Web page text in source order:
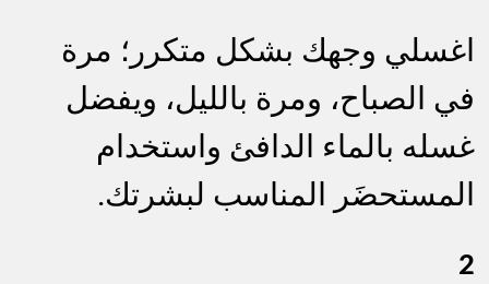
اغسلي وجهك بشكل متكرر؛ مرة
في الصباح، ومرة بالليل، ويفضل
غسله بالماء الدافئ واستخدام
المستحضَر المناسب لبشرتك.
2